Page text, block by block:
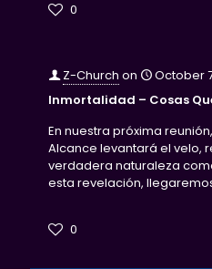
0
Z-Church on
October
Inmortalidad – Cosas
En nuestra próxima
Alcance levantará el velo,
verdadera naturaleza
esta revelación,
0